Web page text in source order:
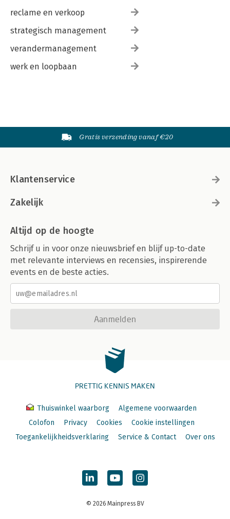
reclame en verkoop
strategisch management
verandermanagement
werk en loopbaan
Gratis verzending vanaf €20
Klantenservice
Zakelijk
Altijd op de hoogte
Schrijf u in voor onze nieuwsbrief en blijf up-to-date
met relevante interviews en recensies, inspirerende
events en de beste acties.
Aanmelden
PRETTIG KENNIS MAKEN
Thuiswinkel waarborg
Algemene voorwaarden
Colofon
Privacy Cookies
Cookie instellingen
Toegankelijkheidsverklaring
Service & Contact Over ons
© 2026 Mainpress BV